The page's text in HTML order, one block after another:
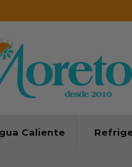
Caliente